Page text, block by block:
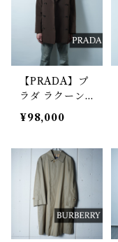
【PRADA】プ
ラダ ラクーン
ファーナイロン
ジャケット bro
¥98,000